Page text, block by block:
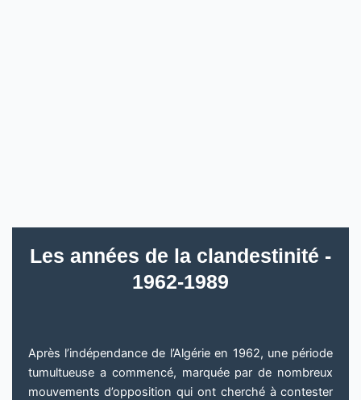
Les années de la clandestinité -
1962-1989
Après l’indépendance de l’Algérie en 1962, une période
tumultueuse a commencé, marquée par de nombreux
mouvements d’opposition qui ont cherché à contester